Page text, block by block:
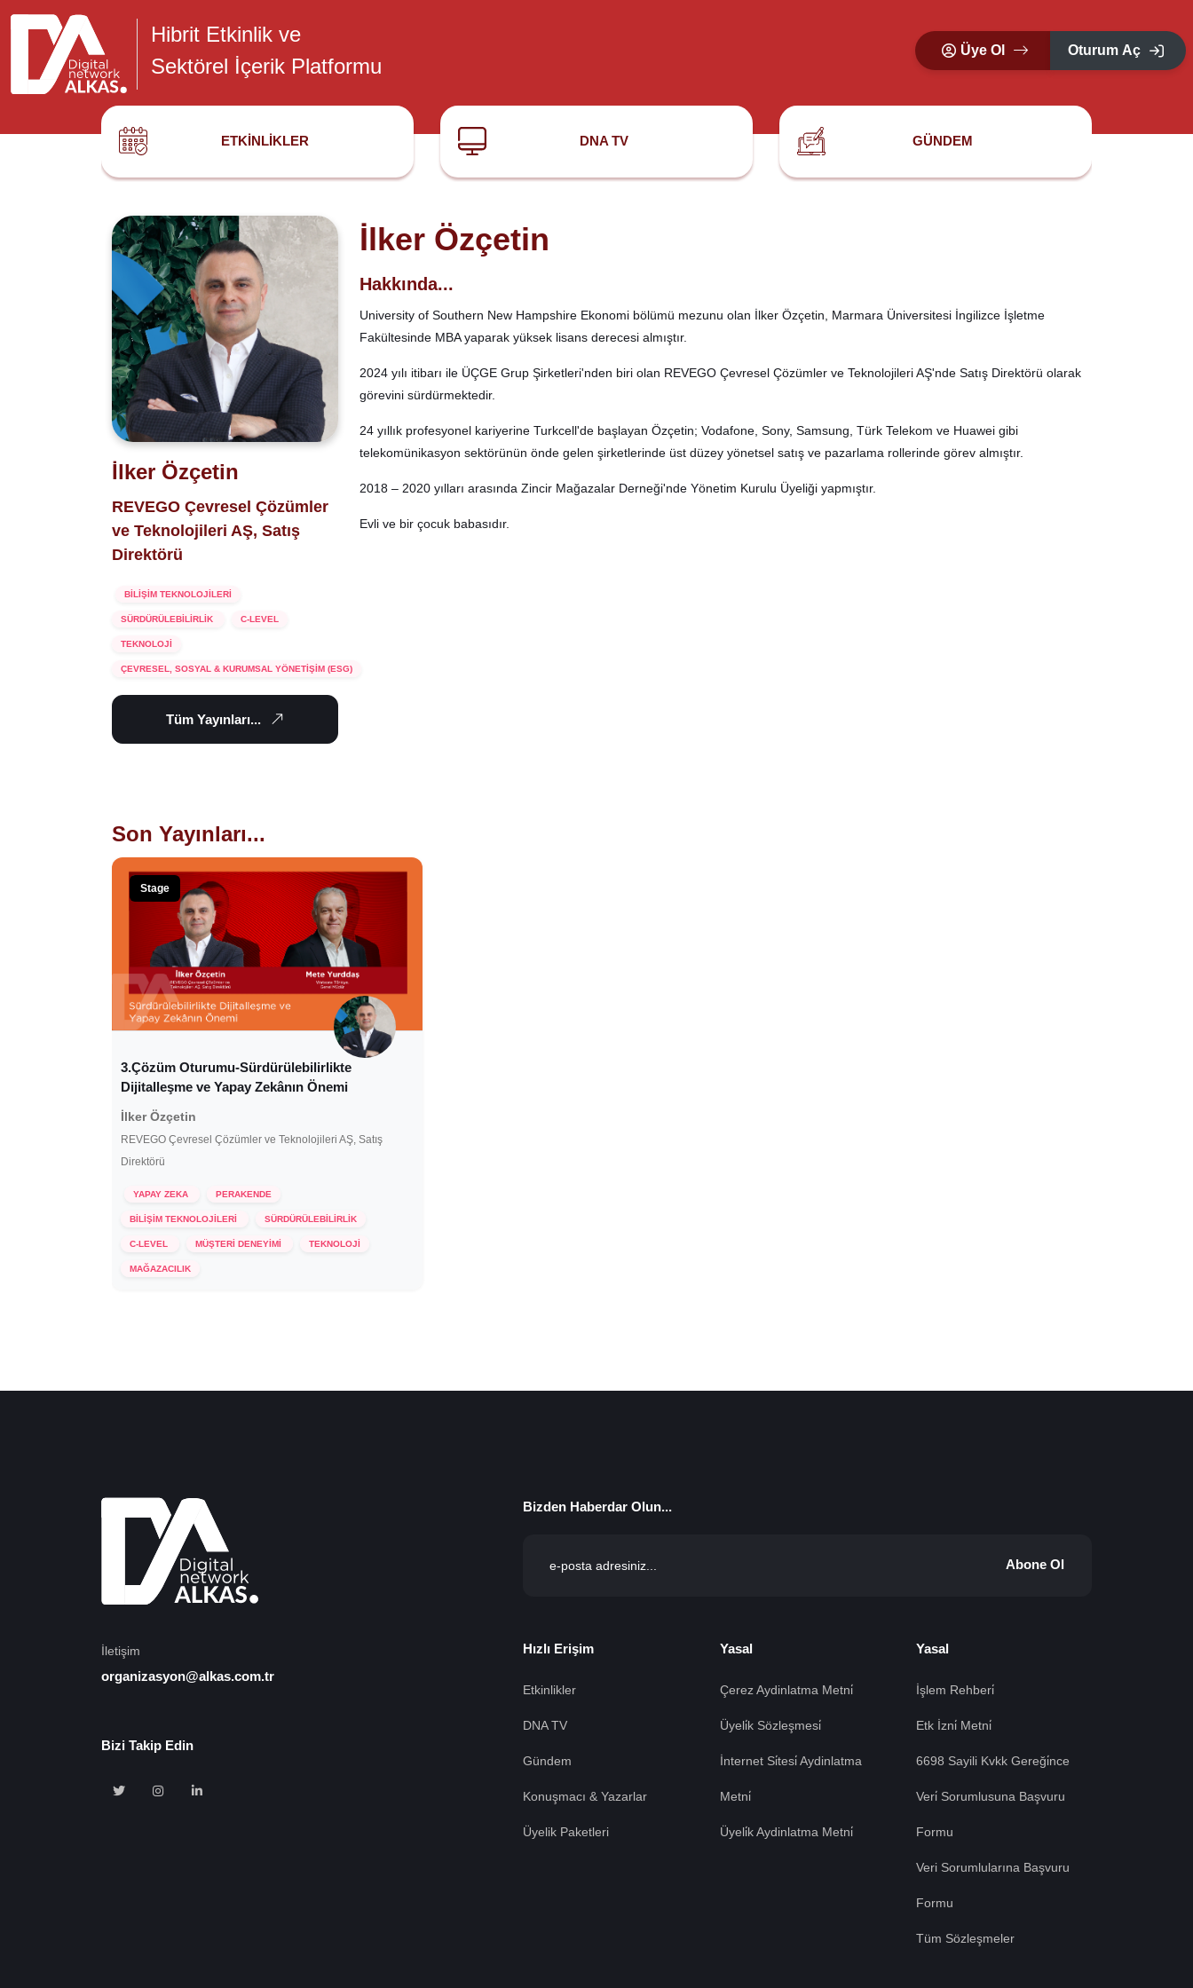
Hibrit Etkinlik ve
Sektörel İçerik Platformu
Üye Ol Oturum Aç
ETKINLIKLER DNA TV GÜNDEM
İlker Özçetin
REVEGO Çevresel Çözümler
ve Teknolojileri AŞ, Satış
Direktörü
BİLİŞİM TEKNOLOJİLERİ
SÜRDÜRÜLEBİLİRLİK C-LEVEL
TEKNOLOJİ
ÇEVRESEL, SOSYAL & KURUMSAL YÖNETİŞİM (ESG)
Tüm Yayınları...
İlker Özçetin
Hakkında...
University of Southern New Hampshire Ekonomi bölümü mezunu olan İlker Özçetin, Marmara Üniversitesi İngilizce İşletme
Fakültesinde MBA yaparak yüksek lisans derecesi almıştır.
2024 yılı itibarı ile ÜÇGE Grup Şirketleri'nden biri olan REVEGO Çevresel Çözümler ve Teknolojileri AŞ'nde Satış Direktörü olarak
görevini sürdürmektedir.
24 yıllık profesyonel kariyerine Turkcell'de başlayan Özçetin; Vodafone, Sony, Samsung, Türk Telekom ve Huawei gibi
telekomünikasyon sektörünün önde gelen şirketlerinde üst düzey yönetsel satış ve pazarlama rollerinde görev almıştır.
2018 – 2020 yılları arasında Zincir Mağazalar Derneği'nde Yönetim Kurulu Üyeliği yapmıştır.
Evli ve bir çocuk babasıdır.
Son Yayınları...
Stage
3.Çözüm Oturumu-Sürdürülebilirlikte
Dijitalleşme ve Yapay Zekânın Önemi
İlker Özçetin
REVEGO Çevresel Çözümler ve Teknolojileri AŞ, Satış
Direktörü
YAPAY ZEKA PERAKENDE
BİLİŞİM TEKNOLOJİLERİ SÜRDÜRÜLEBİLİRLİK
C-LEVEL MÜŞTERİ DENEYİMİ TEKNOLOJİ
MAĞAZACILIK
İletişim
organizasyon@alkas.com.tr
Bizi Takip Edin
Bizden Haberdar Olun...
Abone Ol
Hızlı Erişim
Etkinlikler
DNA TV
Gündem
Konuşmacı & Yazarlar
Üyelik Paketleri
Yasal
Çerez Aydinlatma Metni̇
Üyeli̇k Sözleşmesi̇
İnternet Si̇tesi̇ Aydinlatma
Metni̇
Üyeli̇k Aydinlatma Metni̇
Yasal
İşlem Rehberi̇
Etk İzni̇ Metni̇
6698 Sayili Kvkk Gereği̇nce
Veri̇ Sorumlusuna Başvuru
Formu
Veri Sorumlularına Başvuru
Formu
Tüm Sözleşmeler